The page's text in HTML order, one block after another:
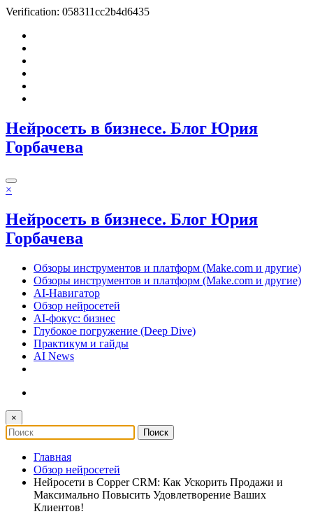
Verification: 058311cc2b4d6435
Перейти
содержимому
Нейросеть в бизнесе. Блог Юрия
Горбачева
×
Нейросеть в бизнесе. Блог Юрия
Горбачева
Обзоры инструментов и платформ (Make.com и другие)
Обзоры инструментов и платформ (Make.com и другие)
AI-Навигатор
Обзор нейросетей
AI-фокус: бизнес
Глубокое погружение (Deep Dive)
Практикум и гайды
AI News
×
Главная
Обзор нейросетей
Нейросети в Copper CRM: Как Ускорить Продажи и
Максимально Повысить Удовлетворение Ваших
Клиентов!